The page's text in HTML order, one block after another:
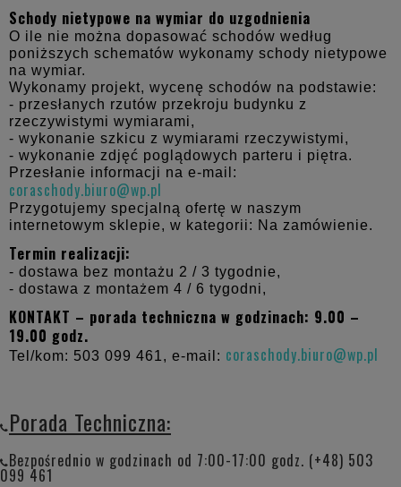
Schody nietypowe na wymiar do uzgodnienia
O ile nie można dopasować schodów według
poniższych schematów wykonamy schody nietypowe
na wymiar.
Wykonamy projekt, wycenę schodów na podstawie:
- przesłanych rzutów przekroju budynku z
rzeczywistymi wymiarami,
- wykonanie szkicu z wymiarami rzeczywistymi,
- wykonanie zdjęć poglądowych parteru i piętra.
Przesłanie informacji na e-mail:
coraschody.biuro@wp.pl
Przygotujemy specjalną ofertę w naszym
internetowym sklepie, w kategorii: Na zamówienie.
Termin realizacji:
- dostawa bez montażu 2 / 3 tygodnie,
- dostawa z montażem 4 / 6 tygodni,
KONTAKT – porada techniczna w godzinach: 9.00 –
19.00 godz.
Tel/kom: 503 099 461, e-mail: coraschody.biuro@wp.pl
Porada Techniczna:
Bezpośrednio w godzinach od 7:00-17:00 godz. (+48) 503
099 461